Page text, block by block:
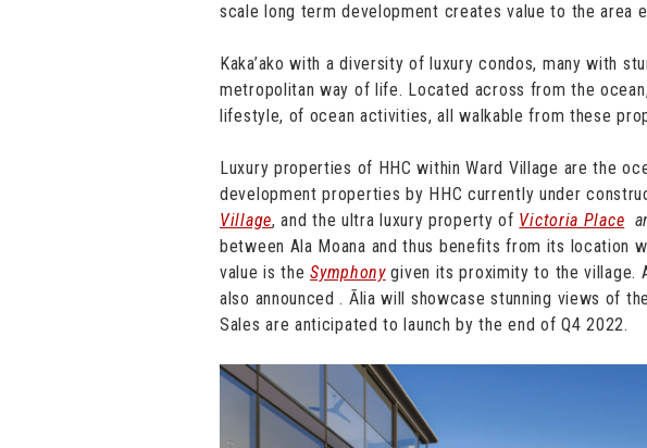
scale long term development creates value to the area
Kaka’ako with a diversity of luxury condos, many with
metropolitan way of life. Located across from the
lifestyle, of ocean activities, all walkable from these
Luxury properties of HHC within Ward Village are the
development properties by HHC currently under
Village, and the ultra luxury property of Victoria Place
between Ala Moana and thus benefits from its location
value is theSymphonygiven its proximity to the village.
also announced . Ālia will showcase stunning views of
Sales are anticipated to launch by the end of Q4 2022.